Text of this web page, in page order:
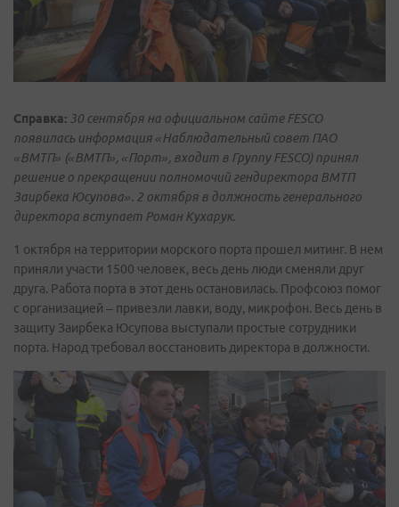
Справка: 30 сентября на официальном сайте FESCO
появилась информация «Наблюдательный совет ПАО
«ВМТП» («ВМТП», «Порт», входит в Группу FESCO) принял
решение о прекращении полномочий гендиректора ВМТП
Заирбека Юсупова». 2 октября в должность генерального
директора вступает Роман Кухарук.
1 октября на территории морского порта прошел митинг. В нем
приняли участи 1500 человек, весь день люди сменяли друг
друга. Работа порта в этот день остановилась. Профсоюз помог
с организацией – привезли лавки, воду, микрофон. Весь день в
защиту Заирбека Юсупова выступали простые сотрудники
порта. Народ требовал восстановить директора в должности.